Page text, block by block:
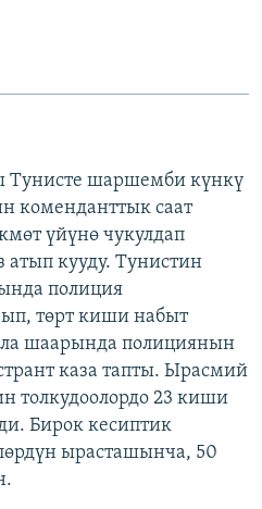
Тунисте шаршемби күнкү
коменданттык саат
үйүнө чукулдап
атып кууду. Тунистин
полиция
төрт киши набыт
шаарында полициянын
каза тапты. Ырасмий
толкудоолордо 23 киши
Бирок кесиптик
ырасташынча, 50